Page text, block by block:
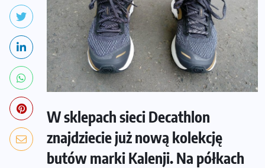
W sklepach sieci Decathlon
znajdziecie już nową kolekcję
butów marki Kalenji. Na półkach